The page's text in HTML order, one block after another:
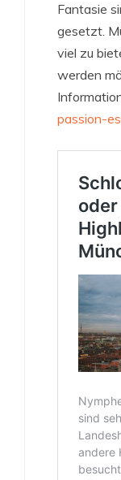
Fantasie
gesetzt.
viel zu
werden
passion-